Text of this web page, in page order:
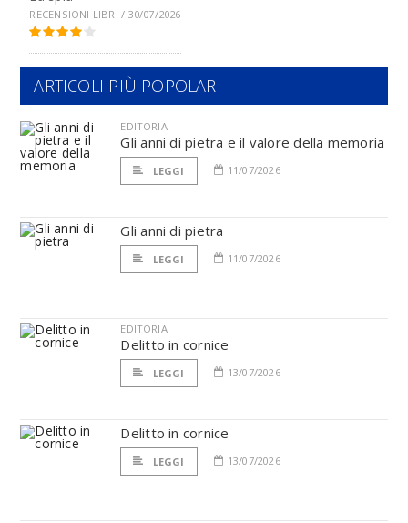
RECENSIONI LIBRI / 30/07/2026
ARTICOLI PIÙ POPOLARI
EDITORIA
Gli anni di pietra e il valore della memoria
LEGGI 11/07/2026
Gli anni di pietra
LEGGI 11/07/2026
EDITORIA
Delitto in cornice
LEGGI 13/07/2026
Delitto in cornice
LEGGI 13/07/2026